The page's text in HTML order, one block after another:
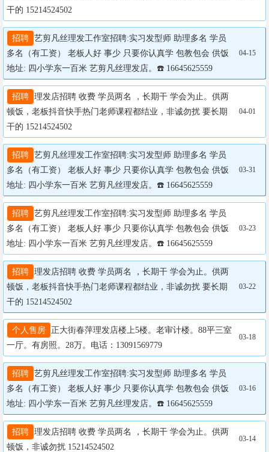
干的 15214524502
招聘 艺剪凡丝理发工作室招聘:实习发型师 助理多名 学员
多名（有工资） 老板人好 事少 只要你认真学 包教包会 供饭
地址: 四小学东一百米 艺剪凡丝理发店。☎️ 16645625559
04-15
招聘 理发店招聘 收费 学员两名 ，长期干 学会为止。供两
顿饭，老板抖音快手热门老师课程都结业，非诚勿扰 要长期
干的 15214524502
04-01
招聘 艺剪凡丝理发工作室招聘:实习发型师 助理多名 学员
多名（有工资） 老板人好 事少 只要你认真学 包教包会 供饭
地址: 四小学东一百米 艺剪凡丝理发店。☎️ 16645625559
03-31
招聘 艺剪凡丝理发工作室招聘:实习发型师 助理多名 学员
多名（有工资） 老板人好 事少 只要你认真学 包教包会 供饭
地址: 四小学东一百米 艺剪凡丝理发店。☎️ 16645625559
03-23
招聘 理发店招聘 收费 学员两名 ，长期干 学会为止。供两
顿饭，老板抖音快手热门老师课程都结业，非诚勿扰 要长期
干的 15214524502
03-22
个人售房
正大街春萍理发店楼上5楼。老审计楼。88平三室
一厅。有房照。28万。电话：13091569779
03-18
招聘 艺剪凡丝理发工作室招聘:实习发型师 助理多名 学员
多名（有工资） 老板人好 事少 只要你认真学 包教包会 供饭
地址: 四小学东一百米 艺剪凡丝理发店。☎️ 16645625559
03-16
招聘 理发店招聘 收费 学员两名 ，长期干 学会为止。供两
顿饭，非诚勿扰 15214524502
03-14